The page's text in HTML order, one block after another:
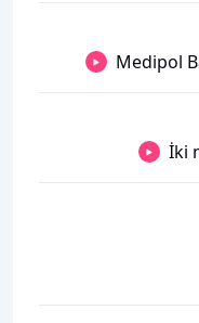
Medipol
İki